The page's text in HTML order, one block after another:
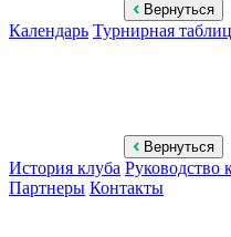
Вернуться
Календарь Турнирная
Вернуться
История клуба Руководство
Партнеры Контакты